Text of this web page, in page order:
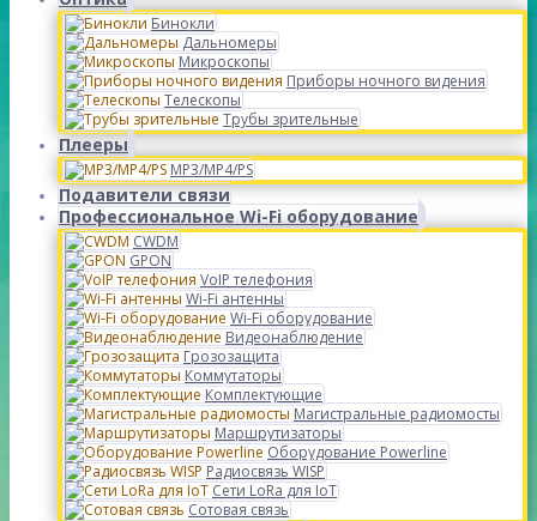
Бинокли
Дальномеры
Микроскопы
Приборы ночного видения
Телескопы
Трубы зрительные
Плееры
MP3/MP4/PS
Подавители связи
Профессиональное Wi-Fi оборудование
CWDM
GPON
VoIP телефония
Wi-Fi антенны
Wi-Fi оборудование
Видеонаблюдение
Грозозащита
Коммутаторы
Комплектующие
Магистральные радиомосты
Маршрутизаторы
Оборудование Powerline
Радиосвязь WISP
Сети LoRa для IoT
Сотовая связь